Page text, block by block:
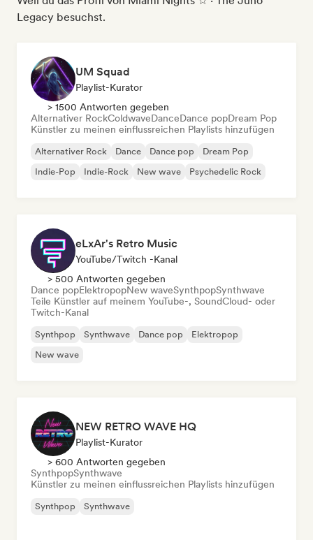
Legacy besuchst.
UM Squad
Playlist-Kurator
> 1500 Antworten gegeben
Alternativer RockColdwaveDanceDance popDream Pop
Künstler zu meinen einflussreichen Playlists hinzufügen
Alternativer Rock Dance Dance pop
Dream Pop
Indie-Pop
Indie-Rock New wave Psychedelic Rock
eLxAr's Retro Music
YouTube/Twitch -Kanal
> 500 Antworten gegeben
Dance popElektropopNew waveSynthpopSynthwave
Teile Künstler auf meinem YouTube-, SoundCloud- oder
Twitch-Kanal
Synthpop Synthwave Dance pop
Elektropop
New wave
NEW RETRO WAVE HQ
Playlist-Kurator
> 600 Antworten gegeben
SynthpopSynthwave
Künstler zu meinen einflussreichen Playlists hinzufügen
Synthpop Synthwave